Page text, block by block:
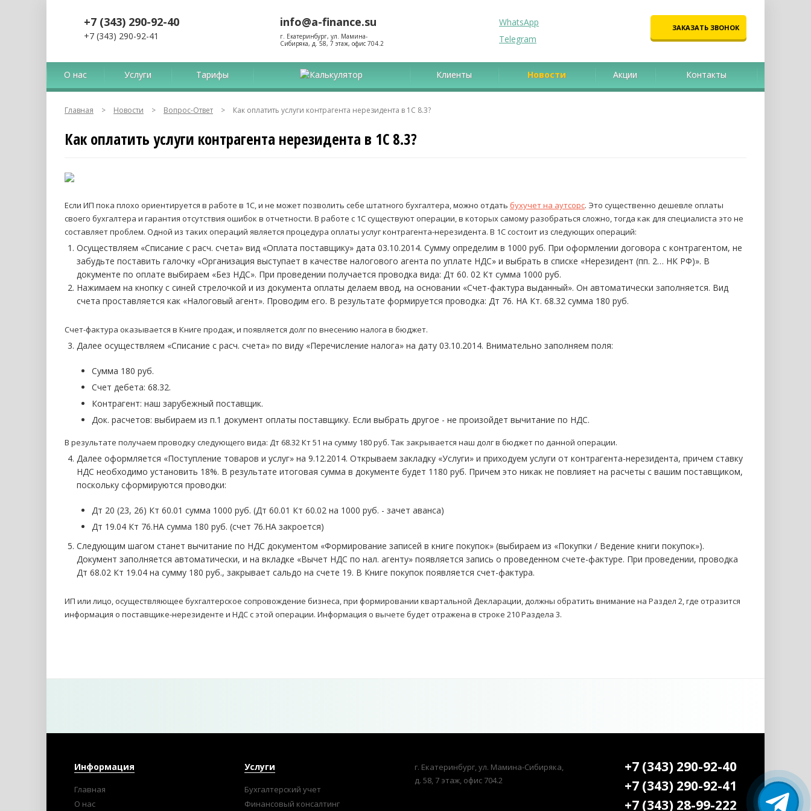
+7 (343) 290-92-40
+7 (343) 290-92-41
info@a-finance.su
г. Екатеринбург, ул. Мамина-
Сибиряка, д. 58, 7 этаж, офис 704.2
WhatsApp
Telegram
ЗАКАЗАТЬ ЗВОНОК
О нас Услуги Тарифы Калькулятор Клиенты Новости Акции Контакты
Главная > Новости > Вопрос-Ответ > Как оплатить услуги контрагента нерезидента в 1С 8.3?
Как оплатить услуги контрагента нерезидента в 1С 8.3?
Если ИП пока плохо ориентируется в работе в 1С, и не может позволить себе штатного бухгалтера, можно отдать бухучет на аутсорс. Это существенно дешевле оплаты
своего бухгалтера и гарантия отсутствия ошибок в отчетности. В работе с 1С существуют операции, в которых самому разобраться сложно, тогда как для специалиста это не
составляет проблем. Одной из таких операций является процедура оплаты услуг контрагента-нерезидента. В 1С состоит из следующих операций:
Осуществляем «Списание с расч. счета» вид «Оплата поставщику» дата 03.10.2014. Сумму определим в 1000 руб. При оформлении договора с контрагентом, не
забудьте поставить галочку «Организация выступает в качестве налогового агента по уплате НДС» и выбрать в списке «Нерезидент (пп. 2… НК РФ)». В
документе по оплате выбираем «Без НДС». При проведении получается проводка вида: Дт 60. 02 Кт сумма 1000 руб.
Нажимаем на кнопку с синей стрелочкой и из документа оплаты делаем ввод, на основании «Счет-фактура выданный». Он автоматически заполняется. Вид
счета проставляется как «Налоговый агент». Проводим его. В результате формируется проводка: Дт 76. НА Кт. 68.32 сумма 180 руб.
Счет-фактура оказывается в Книге продаж, и появляется долг по внесению налога в бюджет.
Далее осуществляем «Списание с расч. счета» по виду «Перечисление налога» на дату 03.10.2014. Внимательно заполняем поля:
Сумма 180 руб.
Счет дебета: 68.32.
Контрагент: наш зарубежный поставщик.
Док. расчетов: выбираем из п.1 документ оплаты поставщику. Если выбрать другое - не произойдет вычитание по НДС.
В результате получаем проводку следующего вида: Дт 68.32 Кт 51 на сумму 180 руб. Так закрывается наш долг в бюджет по данной операции.
Далее оформляется «Поступление товаров и услуг» на 9.12.2014. Открываем закладку «Услуги» и приходуем услуги от контрагента-нерезидента, причем ставку
НДС необходимо установить 18%. В результате итоговая сумма в документе будет 1180 руб. Причем это никак не повлияет на расчеты с вашим поставщиком,
поскольку сформируются проводки:
Дт 20 (23, 26) Кт 60.01 сумма 1000 руб. (Дт 60.01 Кт 60.02 на 1000 руб. - зачет аванса)
Дт 19.04 Кт 76.НА сумма 180 руб. (счет 76.НА закроется)
Следующим шагом станет вычитание по НДС документом «Формирование записей в книге покупок» (выбираем из «Покупки / Ведение книги покупок»).
Документ заполняется автоматически, и на вкладке «Вычет НДС по нал. агенту» появляется запись о проведенном счете-фактуре. При проведении, проводка
Дт 68.02 Кт 19.04 на сумму 180 руб., закрывает сальдо на счете 19. В Книге покупок появляется счет-фактура.
ИП или лицо, осуществляющее бухгалтерское сопровождение бизнеса, при формировании квартальной Декларации, должны обратить внимание на Раздел 2, где отразится
информация о поставщике-нерезиденте и НДС с этой операции. Информация о вычете будет отражена в строке 210 Раздела 3.
Информация
Главная
О нас
Услуги
Бухгалтерский учет
Финансовый консалтинг
г. Екатеринбург, ул. Мамина-Сибиряка,
д. 58, 7 этаж, офис 704.2
+7 (343) 290-92-40
+7 (343) 290-92-41
+7 (343) 28-99-222